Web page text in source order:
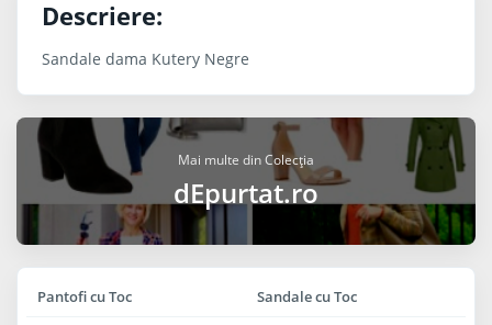
Descriere:
Sandale dama Kutery Negre
Mai multe din Colecția
dEpurtat.ro
Pantofi cu Toc Sandale cu Toc